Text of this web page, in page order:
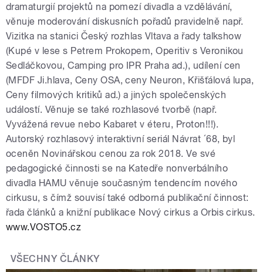
dramaturgií projektů na pomezí divadla a vzdělávání,
věnuje moderování diskusních pořadů pravidelně např.
Vizitka na stanici Český rozhlas Vltava a řady talkshow
(Kupé v lese s Petrem Prokopem, Operitiv s Veronikou
Sedláčkovou, Camping pro IPR Praha ad.), udílení cen
(MFDF Ji.hlava, Ceny OSA, ceny Neuron, Křišťálová lupa,
Ceny filmových kritiků ad.) a jiných společenských
událostí. Věnuje se také rozhlasové tvorbě (např.
Vyvážená revue nebo Kabaret v éteru, Proton!!!).
Autorský rozhlasový interaktivní seriál Návrat ´68, byl
oceněn Novinářskou cenou za rok 2018. Ve své
pedagogické činnosti se na Katedře nonverbálního
divadla HAMU věnuje současným tendencím nového
cirkusu, s čímž souvisí také odborná publikační činnost:
řada článků a knižní publikace Nový cirkus a Orbis cirkus.
www.VOSTO5.cz
VŠECHNY ČLÁNKY